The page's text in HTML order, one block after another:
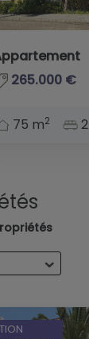
265.000 €
75 m2 2